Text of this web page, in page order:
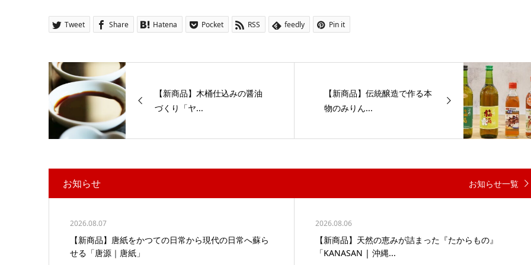
Tweet Share Hatena Pocket RSS feedly Pin it
【新商品】木桶仕込みの醤油
づくり「ヤ...
【新商品】伝統醸造で作る本
物のみりん...
お知らせ お知らせ一覧
2026.08.07
【新商品】唐紙をかつての日常から現代の日常へ蘇ら
せる「唐源｜唐紙」
2026.08.06
【新商品】天然の恵みが詰まった『たからもの』
「KANASAN | 沖縄...